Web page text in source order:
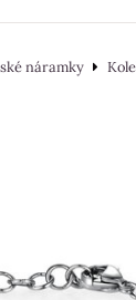
náramky